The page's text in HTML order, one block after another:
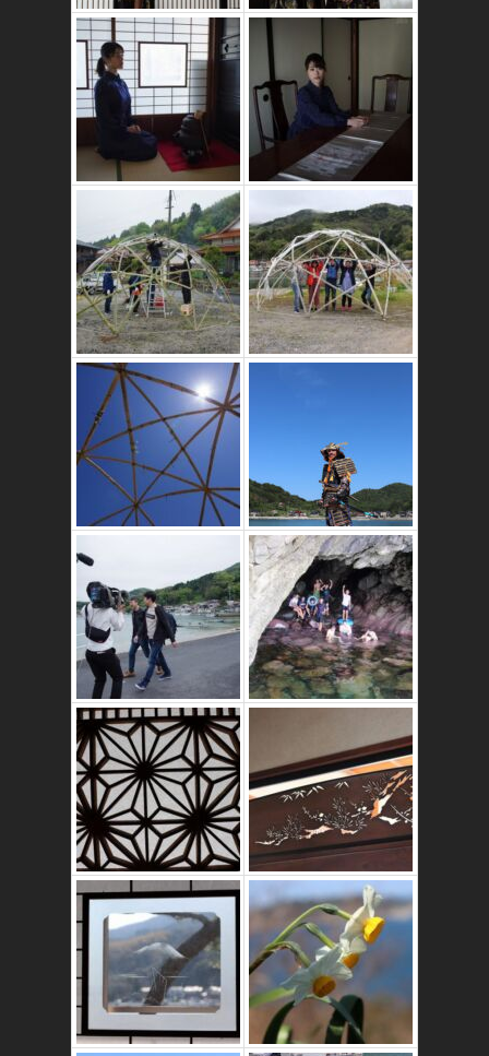
かたゑ庵築100年
の古民家
竹ドームのワーク
ショップ